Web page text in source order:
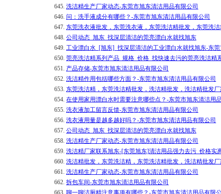
645. 洗洁精生产厂家动态-东莞市旭东清洁用品有限公司
646. 问：洗手液成分有哪些？-东莞市旭东清洁用品有限公司
647. 东莞洗衣液批发，东莞洗衣液，东莞洗洁精批发，东莞洗
648. 公司动态_旭东_找深层清洁的莞亮漂白水就找旭东
649. 工业漂白水_[旭东]_找深层清洁的工业漂白水就找旭东-东
650. 莞亮洗洁精系列产品_规格_价格_找快速去污的莞亮洗洁
651. 产品存储-东莞市旭东清洁用品有限公司
652. 洗洁精作用包括哪些方面？-东莞市旭东清洁用品有限公司
653. 东莞洗洁精，东莞洗洁精批发，洗洁精批发，洗洁精批发
654. 在使用家用漂白水时需要注意哪些点？-东莞市旭东清洁用
655. 洗衣液加工留言反馈-东莞市旭东清洁用品有限公司
656. 洗衣液用量是越多越好吗？-东莞市旭东清洁用品有限公司
657. 公司动态_旭东_找深层清洁的莞亮漂白水就找旭东
658. 洗洁精生产厂家动态-东莞市旭东清洁用品有限公司
659. 洗洁精厂家联系旭东-[东莞旭东]清洁用品强力去污_价格实
660. 洗洁精批发，东莞洗洁精，东莞洗洁精批发，洗洁精批发
661. 洗洁精生产厂家动态-东莞市旭东清洁用品有限公司
662. 拆包车间-东莞市旭东清洁用品有限公司
663. 聊一聊洁厕精注意事项有哪些？-东莞市旭东清洁用品有限